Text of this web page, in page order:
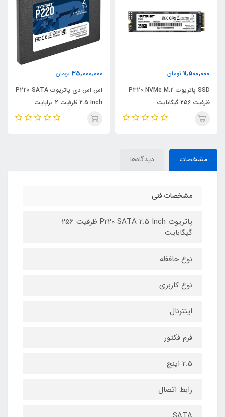
11,500,000 تومان
SSD پاتریوت P320 NVMe M.2
ظرفیت 256 گیگابایت
35,000,000 تومان
اس اس دی پاتریوت P220 SATA
2.5 Inch ظرفیت 2 ترابایت
مشخصات دیدگاه‌ها
مشخصات فنی
پاتریوت P220 SATA 2.5 Inch ظرفیت 256
گیگابایت
نوع حافظه
نوع کاربری
اینترنال
فرم فکتور
2.5 اینچ
رابط اتصال